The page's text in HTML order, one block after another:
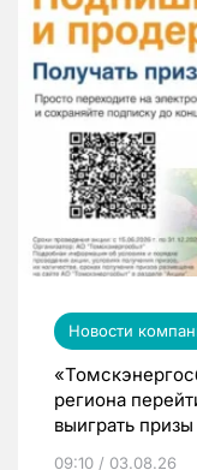
Новости
региона
выиграть призы
09:10 / 03.08.26